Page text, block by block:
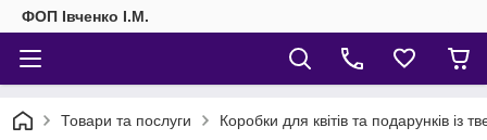
ФОП Івченко І.М.
Товари та послуги Коробки для квітів та подарунків із